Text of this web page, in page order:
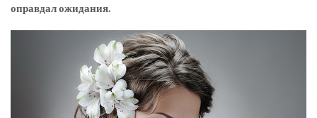
оправдал ожидания.